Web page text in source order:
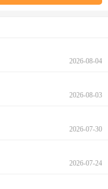
2026-08-04
2026-08-03
2026-07-30
2026-07-24